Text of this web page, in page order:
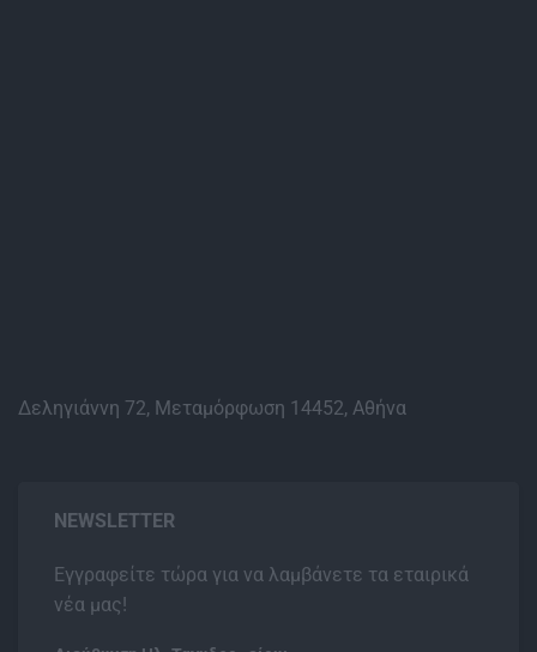
Δεληγιάννη 72, Μεταμόρφωση 14452, Αθήνα
NEWSLETTER
Εγγραφείτε τώρα για να λαμβάνετε τα εταιρικά
νέα μας!